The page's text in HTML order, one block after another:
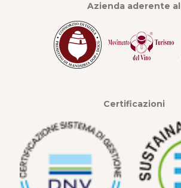
Azienda aderente al
Certificazioni